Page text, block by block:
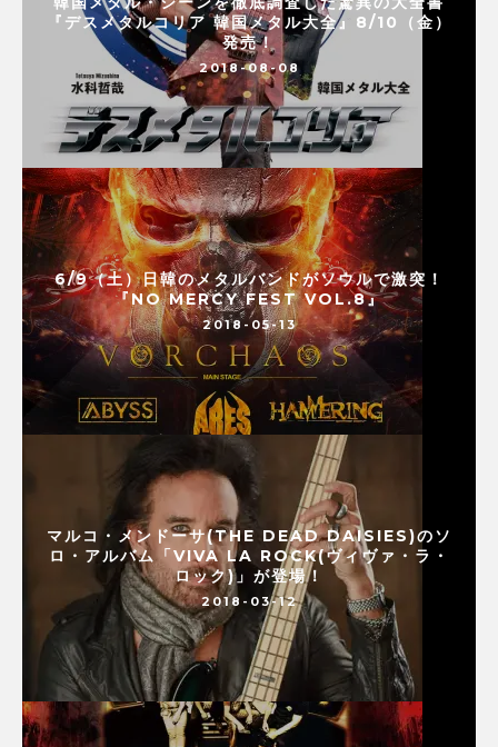
『デスメタルコリア 韓国メタル大全』8/10（金）
発売！
2018-08-08
6/9（土）日韓のメタルバンドがソウルで激突！
『NO MERCY FEST VOL.8』
2018-05-13
マルコ・メンドーサ(THE DEAD DAISIES)のソ
ロ・アルバム「VIVA LA ROCK(ヴィヴァ・ラ・
ロック)」が登場！
2018-03-12